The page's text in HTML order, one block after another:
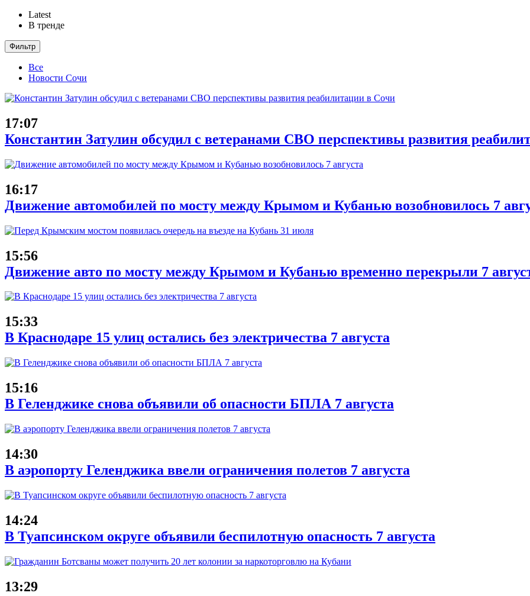
Latest
В тренде
Фильтр
Все
Новости Сочи
17:07
Константин Затулин обсудил с ветеранами СВО перспективы развития
16:17
Движение автомобилей по мосту между Крымом и Кубанью возобновилось 7
15:56
Движение авто по мосту между Крымом и Кубанью временно перекрыли 7
15:33
В Краснодаре 15 улиц остались без электричества 7 августа
15:16
В Геленджике снова объявили об опасности БПЛА 7 августа
14:30
В аэропорту Геленджика ввели ограничения полетов 7 августа
14:24
В Туапсинском округе объявили беспилотную опасность 7 августа
13:29